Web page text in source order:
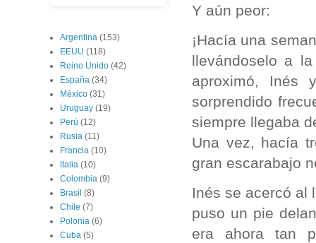
Y aún peor:
¡Hacía una
llevándoselo a
aproximó, Inés
sorprendido
siempre llegaba
Una vez, hacía
gran escarabajo
Inés se acercó al
puso un pie
era ahora tan
Argentina (153)
EEUU (118)
Reino Unido (42)
España (34)
México (31)
Uruguay (19)
Perú (12)
Rusia (11)
Francia (10)
Italia (10)
Colombia (9)
Brasil (8)
Chile (7)
Polonia (6)
Cuba (5)